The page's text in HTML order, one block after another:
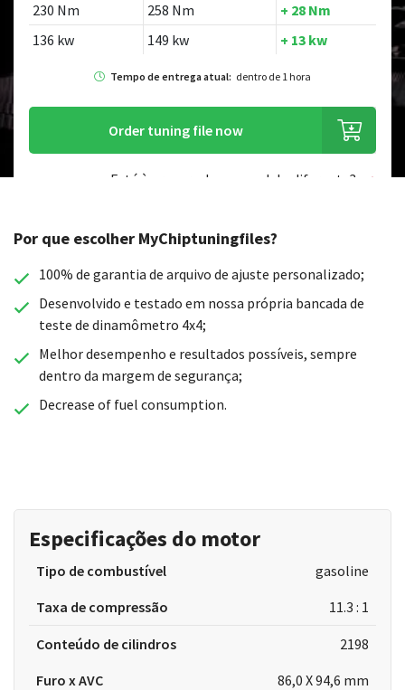
230 Nm
258 Nm
+ 28 Nm
136 kw
149 kw + 13 kw
Tempo de entrega atual: dentro de 1 hora
Order tuning file now
Está à procura de um modelo diferente?
Por que escolher MyChiptuningfiles?
100% de garantia de arquivo de ajuste personalizado;
Desenvolvido e testado em nossa própria bancada de
teste de dinamômetro 4x4;
Melhor desempenho e resultados possíveis, sempre
dentro da margem de segurança;
Decrease of fuel consumption.
Especificações do motor
Tipo de combustível
gasoline
Taxa de compressão
11.3 : 1
Conteúdo de cilindros
2198
Furo x AVC
86,0 X 94,6 mm